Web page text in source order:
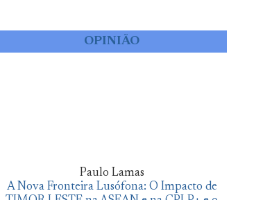
OPINIÃO
Paulo Lamas
A Nova Fronteira Lusófona: O Impacto de